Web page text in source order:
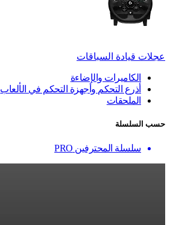
عجلات قيادة السباقات
الكاميرات والإضاءة
أذرع التحكم وأجهزة التحكم في الألعاب
الملحقات
حسب السلسلة
سلسلة المحترفين PRO